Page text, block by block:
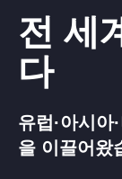
전 세
다
유럽·아시
을 이끌어왔